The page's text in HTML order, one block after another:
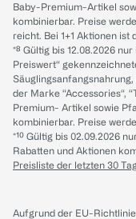
Baby-Premium-Artikel
kombinierbar. Preise
reicht. Bei 1+1 Aktionen ist
*⁸ Gültig bis 12.08.2026
Preiswert“
der Marke “Accessories“,
Premium- Artikel sowie
kombinierbar. Preise
*¹⁰ Gültig bis 02.09.2026
Rabatten und Aktionen
Preisliste der letzten 30
Aufgrund der EU-